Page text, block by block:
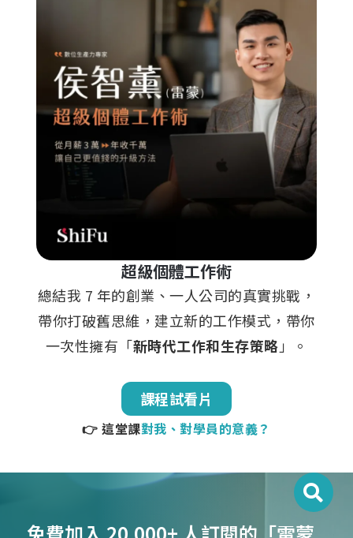
超級個體工作術
總結我 7 年的創業、一人公司的真實挑戰，
帶你打破舊思維，建立新的工作模式，帶你
一次性擁有「新時代工作和生存策略 」。
課程試看片
👉 這堂課對我、對學員的意義？